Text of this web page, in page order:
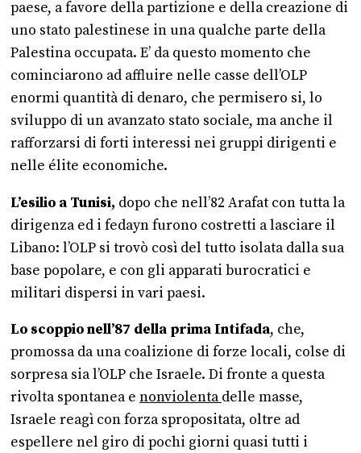
paese, a favore della partizione e della creazione di
uno stato palestinese in una qualche parte della
Palestina occupata. E’ da questo momento che
cominciarono ad affluire nelle casse dell’OLP
enormi quantità di denaro, che permisero si, lo
sviluppo di un avanzato stato sociale, ma anche il
rafforzarsi di forti interessi nei gruppi dirigenti e
nelle élite economiche.
L’esilio a Tunisi, dopo che nell’82 Arafat con tutta la
dirigenza ed i fedayn furono costretti a lasciare il
Libano: l’OLP si trovò così del tutto isolata dalla sua
base popolare, e con gli apparati burocratici e
militari dispersi in vari paesi.
Lo scoppio nell’87 della prima Intifada, che,
promossa da una coalizione di forze locali, colse di
sorpresa sia l’OLP che Israele. Di fronte a questa
rivolta spontanea e nonviolentadelle masse,
Israele reagì con forza spropositata, oltre ad
espellere nel giro di pochi giorni quasi tutti i